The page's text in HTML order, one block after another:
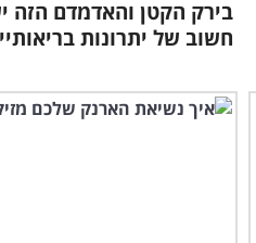
בירק הקטן והאדמדם הזה
חשוב של יתרונות